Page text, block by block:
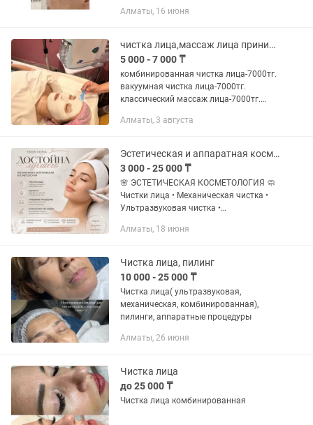
скрабирование 3. Холодное
чистка 5....
Алматы, 16 июня
чистка лица,массаж лица принимаю только женщин
5 000 - 7 000 ₸
комбинированная чистка лица-7000тг.
вакуумная чистка лица-7000тг.
классический массаж лица-7000тг.
Алматы, 3 августа
Эстетическая и аппаратная космическая. Чистка и пилинг лица.
3 000 - 25 000 ₸
🌸 ЭСТЕТИЧЕСКАЯ КОСМЕТОЛОГИЯ 🧼
Чистки лица • Механическая чистка •
Ультразвуковая чистка •
Атравматическая чистка ✔ Глубокое
точек и...
Алматы, 18 июня
Чистка лица, пилинг
10 000 - 25 000 ₸
Чистка лица( ультразвуковая,
механическая, комбинированная),
пилинги, аппаратные процедуры
Алматы, 26 июня
Чистка лица
до 25 000 ₸
Чистка лица комбинированная